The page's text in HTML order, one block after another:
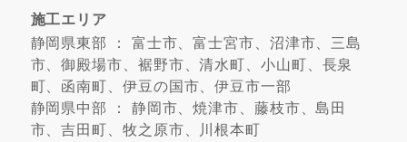
施工エリア
静岡県東部 ： 富士市、富士宮市、沼津市、三島
市、御殿場市、裾野市、清水町、小山町、長泉
町、函南町、伊豆の国市、伊豆市一部
静岡県中部 ： 静岡市、焼津市、藤枝市、島田
市、吉田町、牧之原市、川根本町